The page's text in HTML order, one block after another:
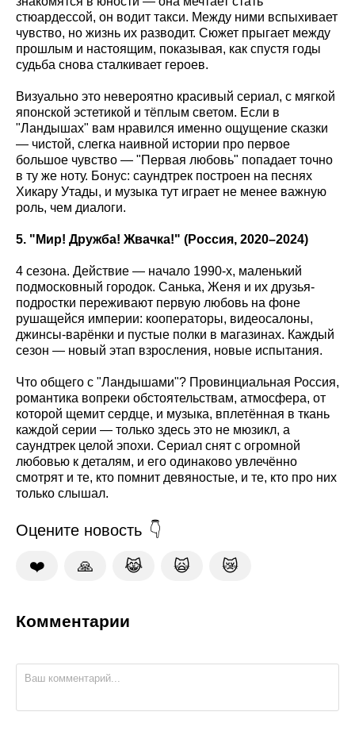
стюардессой, он водит такси. Между ними вспыхивает
чувство, но жизнь их разводит. Сюжет прыгает между
прошлым и настоящим, показывая, как спустя годы
судьба снова сталкивает героев.
Визуально это невероятно красивый сериал, с мягкой
японской эстетикой и тёплым светом. Если в
"Ландышах" вам нравился именно ощущение сказки
— чистой, слегка наивной истории про первое
большое чувство — "Первая любовь" попадает точно
в ту же ноту. Бонус: саундтрек построен на песнях
Хикару Утады, и музыка тут играет не менее важную
роль, чем диалоги.
5. "Мир! Дружба! Жвачка!" (Россия, 2020–2024)
4 сезона. Действие — начало 1990-х, маленький
подмосковный городок. Санька, Женя и их друзья-
подростки переживают первую любовь на фоне
рушащейся империи: кооператоры, видеосалоны,
джинсы-варёнки и пустые полки в магазинах. Каждый
сезон — новый этап взросления, новые испытания.
Что общего с "Ландышами"? Провинциальная Россия,
романтика вопреки обстоятельствам, атмосфера, от
которой щемит сердце, и музыка, вплетённая в ткань
каждой серии — только здесь это не мюзикл, а
саундтрек целой эпохи. Сериал снят с огромной
любовью к деталям, и его одинаково увлечённо
смотрят и те, кто помнит девяностые, и те, кто про них
только слышал.
Оцените новость
❤️ 🙏 😹 🙀 😿
Комментарии